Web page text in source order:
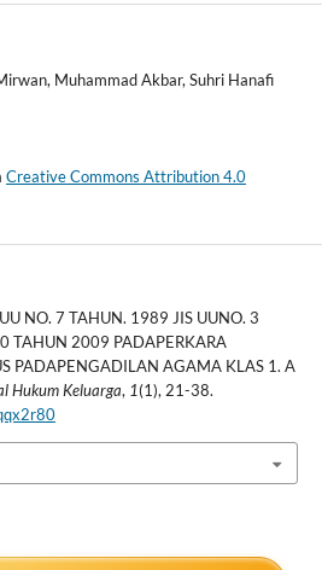
Muhammad Akbar, Suhri Hanafi
Creative Commons Attribution 4.0
NO. 7 TAHUN. 1989 JIS UUNO. 3
TAHUN 2009 PADAPERKARA
PADAPENGADILAN AGAMA KLAS 1. A
Hukum Keluarga, 1(1), 21-38.